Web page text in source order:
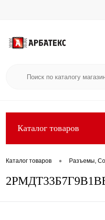
Каталог товаров
Каталог товаров • Разъемы,